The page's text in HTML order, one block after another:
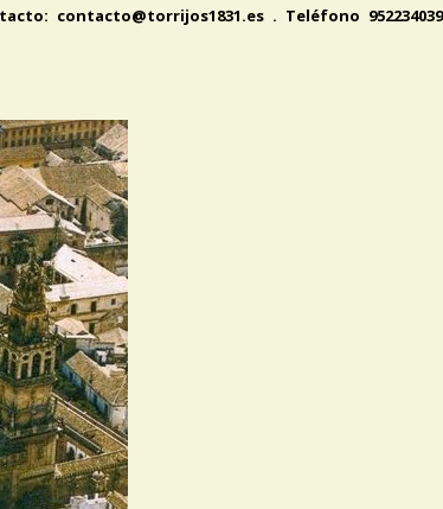
contacto@torrijos1831.es . Teléfono